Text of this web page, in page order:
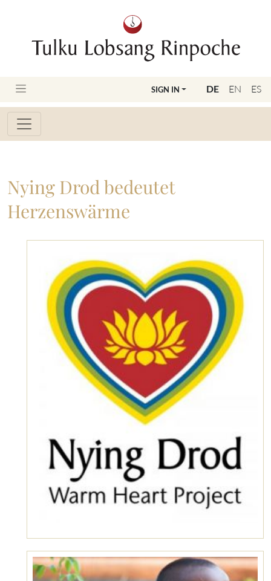
DE EN ES
SIGN IN
Nying Drod bedeutet
Herzenswärme